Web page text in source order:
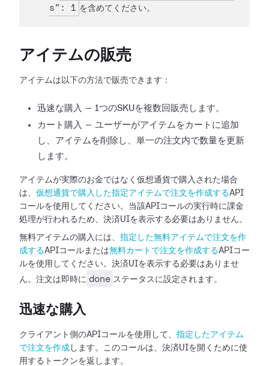
s": 1 を含めてください。
アイテムの販売
アイテムは以下の方法で販売できます：
迅速な購入 — 1つのSKUを複数回販売します。
カート購入 — ユーザーがアイテムをカートに追加
し、アイテムを削除し、単一の注文内で数量を更新
します。
アイテムが実際のお金ではなく仮想通貨で購入された場合
は、 仮想通貨で購入した指定アイテムで注文を作成するAPI
コールを使用してください。当該APIコールの実行時に課金
処理が行われるため、決済UIを表示する必要はありません。
無料アイテムの購入には、 指定した無料アイテムで注文を作
成するAPIコールまたは無料カートで注文を作成するAPIコー
ルを使用してください。決済UIを表示する必要はありませ
ん。注文は即時に done ステータスに設定されます。
迅速な購入
クライアント側のAPIコールを使用して、 指定したアイテム
で注文を作成 します。このコールは、決済UIを開くために使
用するトークンを返します。